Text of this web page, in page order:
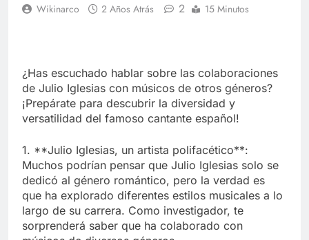
Wikinarco 2 Años Atrás 2 15 Minutos
¿Has escuchado hablar sobre las colaboraciones
de Julio Iglesias con músicos de otros géneros?
¡Prepárate para descubrir la diversidad y
versatilidad del famoso cantante español!
1. **Julio Iglesias, un artista polifacético**:
Muchos podrían pensar que Julio Iglesias solo se
dedicó al género romántico, pero la verdad es
que ha explorado diferentes estilos musicales a lo
largo de su carrera. Como investigador, te
sorprenderá saber que ha colaborado con